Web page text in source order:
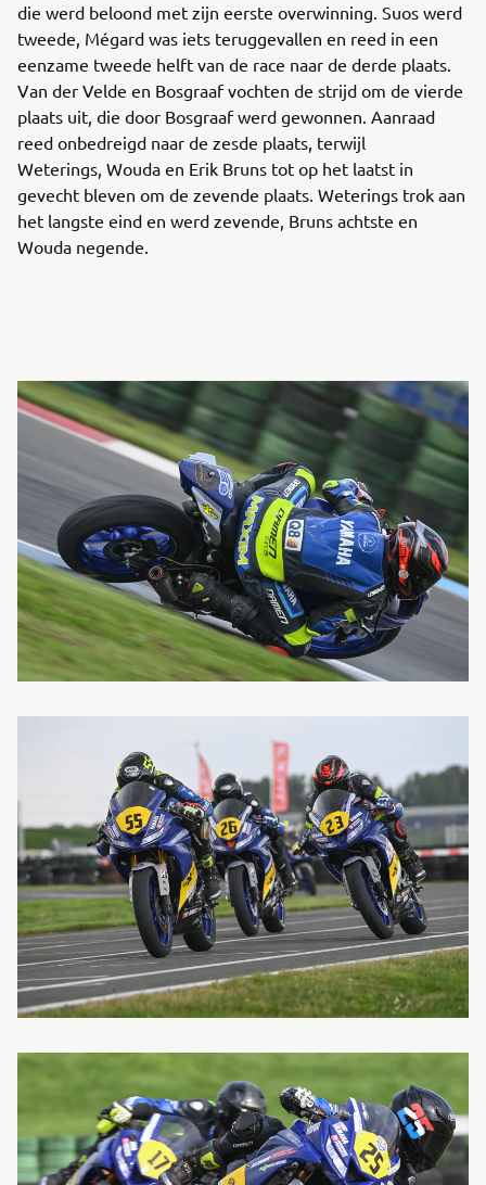
die werd beloond met zijn eerste overwinning. Suos werd
tweede, Mégard was iets teruggevallen en reed in een
eenzame tweede helft van de race naar de derde plaats.
Van der Velde en Bosgraaf vochten de strijd om de vierde
plaats uit, die door Bosgraaf werd gewonnen. Aanraad
reed onbedreigd naar de zesde plaats, terwijl
Weterings, Wouda en Erik Bruns tot op het laatst in
gevecht bleven om de zevende plaats. Weterings trok aan
het langste eind en werd zevende, Bruns achtste en
Wouda negende.